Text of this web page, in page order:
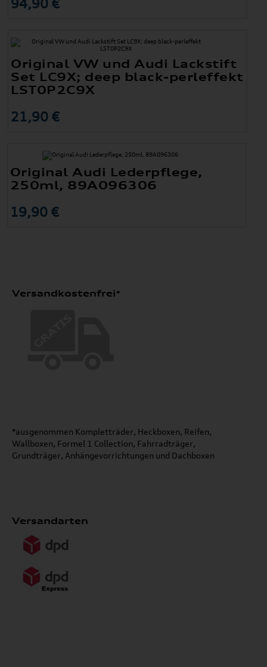
94,90 €
Original VW und Audi Lackstift
Set LC9X; deep black-perleffekt
LST0P2C9X
21,90 €
Original Audi Lederpflege,
250ml, 89A096306
19,90 €
Versandkostenfrei*
*ausgenommen Kompletträder, Heckboxen, Reifen,
Wallboxen, Formel 1 Collection, Fahrradträger,
Grundträger, Anhängevorrichtungen und Dachboxen
Versandarten